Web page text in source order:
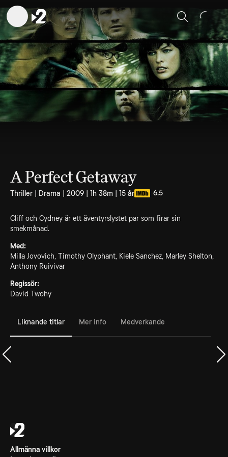
Sök
A Perfect Getaway
Thriller | Drama | 2009 | 1h 38m | 15 år 6.5
Cliff och Cydney är ett äventyrslystet par som firar sin
smekmånad.
Med:
Milla Jovovich, Timothy Olyphant, Kiele Sanchez, Marley Shelton,
Anthony Ruivivar
Regissör:
David Twohy
Liknande titlar Mer info Medverkande
Allmänna villkor